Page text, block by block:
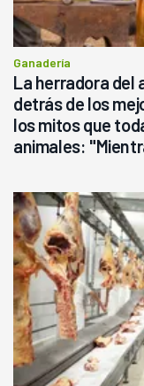
Ganadería
La herradora del
detrás de los
los mitos que
animales: